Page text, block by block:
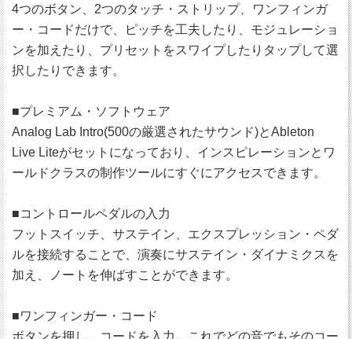
4つのボタン、2つのタッチ・ストリップ、ワンフィンガ
ー・コードだけで、ピッチを工夫したり、モジュレーショ
ンを加えたり、プリセットをスワイプしたりタップして選
択したりできます。
■プレミアム・ソフトウェア
Analog Lab Intro(500の厳選されたサウンド)とAbleton
Live Liteがセットになっており、インスピレーションとワ
ールドクラスの制作ツールにすぐにアクセスできます。
■コントロールペダルの入力
フットスイッチ、サステイン、エクスプレッション・ペダ
ルを接続することで、演奏にサステイン・ダイナミクスを
加え、ノートを伸ばすことができます。
■ワンフィンガー・コード